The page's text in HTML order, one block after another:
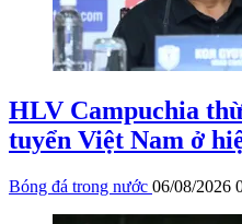
HLV Campuchia
tuyển Việt Nam ở
Bóng đá trong nước 06/08/2026